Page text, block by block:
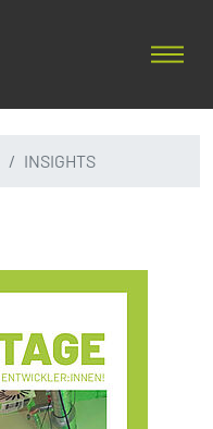
INSIGHTS